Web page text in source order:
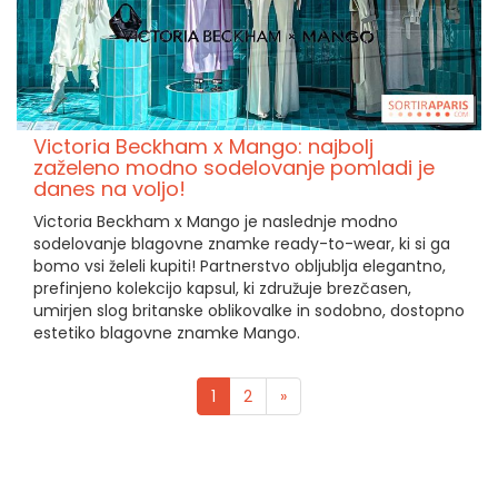
Victoria Beckham x Mango: najbolj
zaželeno modno sodelovanje pomladi je
danes na voljo!
Victoria Beckham x Mango je naslednje modno
sodelovanje blagovne znamke ready-to-wear, ki si ga
bomo vsi želeli kupiti! Partnerstvo obljublja elegantno,
prefinjeno kolekcijo kapsul, ki združuje brezčasen,
umirjen slog britanske oblikovalke in sodobno, dostopno
estetiko blagovne znamke Mango.
1 2 »